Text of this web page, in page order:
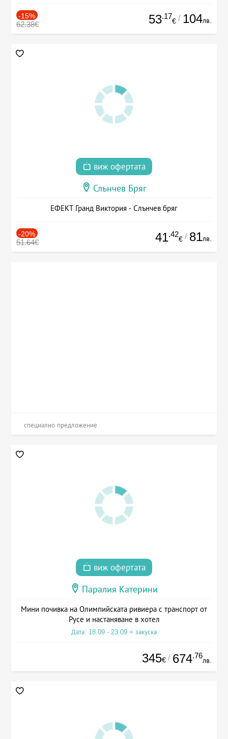
-15%
62.38€ 53.17
€ / 104лв.
виж офертата
Слънчев Бряг
ЕФЕКТ Гранд Виктория - Слънчев бряг
-20%
51.64€ 41.42
€ / 81лв.
специално предложение
виж офертата
Паралия Катерини
Мини почивка на Олимпийската ривиера с транспорт от
Русе и настаняване в хотел
Дата: 18.09 - 23.09 + закуска
345€ / 674.76
лв.